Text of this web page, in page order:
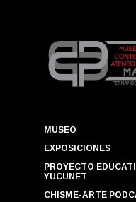
MUSEO
EXPOSICIONES
PROYECTO
YUCUNET
CHISME-ARTE